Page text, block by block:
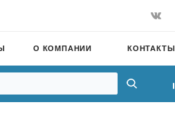
О КОМПАНИИ КОНТАКТЫ